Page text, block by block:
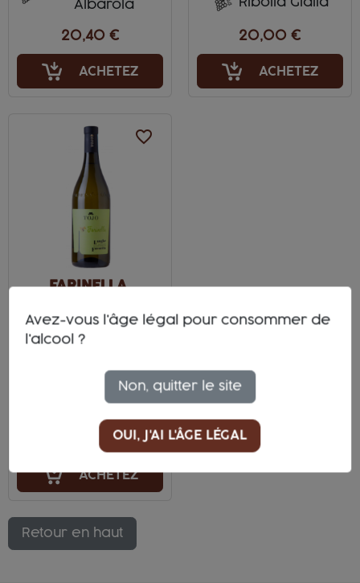
Albarola
20,40 €
ACHETEZ
Ribolla Gialla
20,00 €
ACHETEZ
favorite_border
FARINELLA,
Blanc
Piemonte
Favorita
ACHETEZ
Retour en haut
Avez-vous l'âge légal pour consommer de
l'alcool ?
Non, quitter le site
OUI, J'AI L'ÂGE LÉGAL